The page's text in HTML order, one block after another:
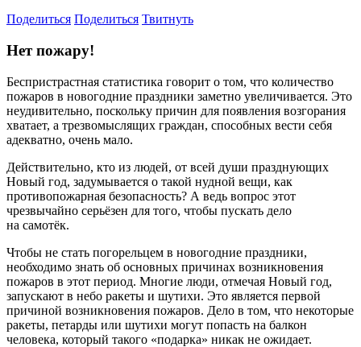
Поделиться Поделиться Твитнуть
Нет пожару!
Беспристрастная статистика говорит о том, что количество
пожаров в новогодние праздники заметно увеличивается. Это
неудивительно, поскольку причин для появления возгорания
хватает, а трезвомыслящих граждан, способных вести себя
адекватно, очень мало.
Действительно, кто из людей, от всей души празднующих
Новый год, задумывается о такой нудной вещи, как
противопожарная безопасность? А ведь вопрос этот
чрезвычайно серьёзен для того, чтобы пускать дело
на самотёк.
Чтобы не стать погорельцем в новогодние праздники,
необходимо знать об основных причинах возникновения
пожаров в этот период. Многие люди, отмечая Новый год,
запускают в небо ракеты и шутихи. Это является первой
причиной возникновения пожаров. Дело в том, что некоторые
ракеты, петарды или шутихи могут попасть на балкон
человека, который такого «подарка» никак не ожидает.